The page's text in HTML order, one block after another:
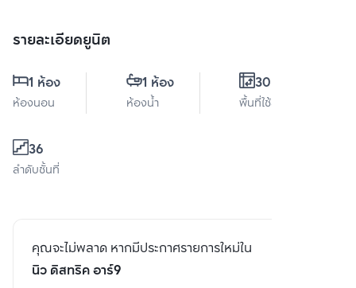
รายละเอียดยูนิต
1 ห้อง
ห้องนอน
1 ห้อง
ห้องน้ำ
30.2 ตร.ม.
พื้นที่ใช้สอย
36
ลำดับชั้นที่
คุณจะไม่พลาด หากมีประกาศรายการใหม่ใน
นิว ดิสทริค อาร์9